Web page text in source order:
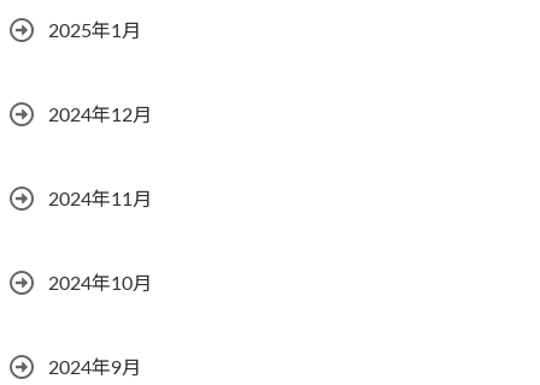
2025年1月
2024年12月
2024年11月
2024年10月
2024年9月